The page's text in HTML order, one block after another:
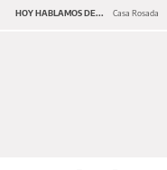
HOY HABLAMOS DE... Casa Rosada